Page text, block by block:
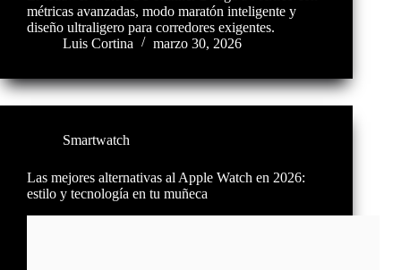
métricas avanzadas, modo maratón inteligente y
diseño ultraligero para corredores exigentes.
Luis Cortina
marzo 30, 2026
Smartwatch
Las mejores alternativas al Apple Watch en 2026:
estilo y tecnología en tu muñeca